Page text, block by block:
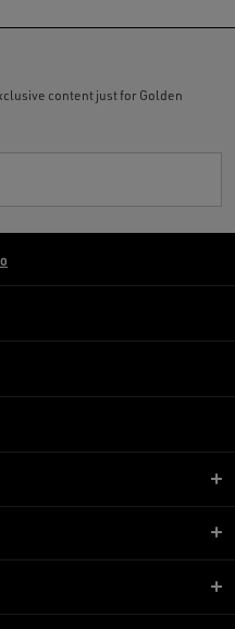
content just for Golden